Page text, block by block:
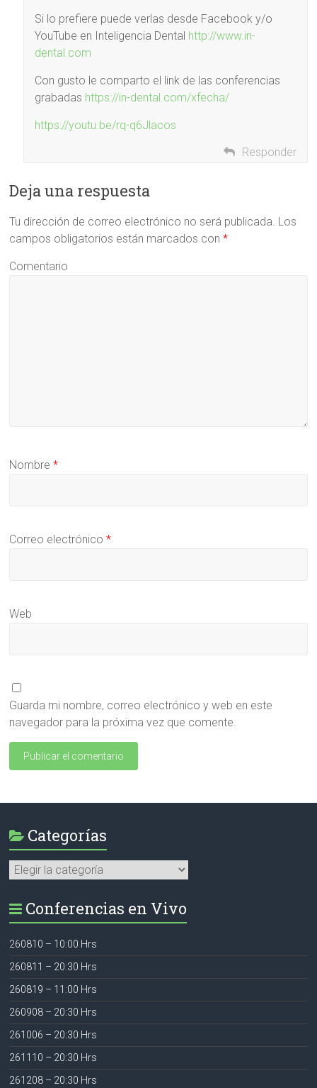
Si lo prefiere puede verlas desde Facebook y/o
YouTube en Inteligencia Dental http://www.in-
dental.com
Con gusto le comparto el link de las conferencias
grabadas https://in-dental.com/xfecha/
https://youtu.be/rq-q6Jlacos
Responder
Deja una respuesta
Tu dirección de correo electrónico no será publicada. Los
campos obligatorios están marcados con*
Comentario
Nombre*
Correo electrónico*
Web
Guarda mi nombre, correo electrónico y web en este
navegador para la próxima vez que comente.
Categorías
Categorías
Conferencias en Vivo
260810 – 10:00 Hrs
260811 – 20:30 Hrs
260819 – 11:00 Hrs
260908 – 20:30 Hrs
261006 – 20:30 Hrs
261110 – 20:30 Hrs
261208 – 20:30 Hrs